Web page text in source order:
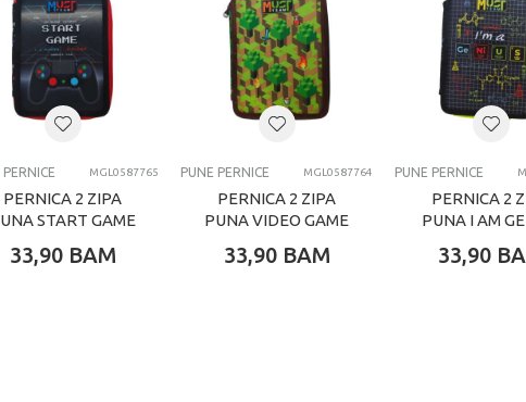
Dječaci
7-8 G
DIAKAKIS
PERNICE MGL0587765
PERNICA 2 ZIPA
START GAME
33,90 BAM
PUNE PERNICE MGL0587764
PERNICA 2 ZIPA
PUNA VIDEO GAME
33,90 BAM
PUNE PERNICE
PERNICA 2
PUNA I AM
33,90